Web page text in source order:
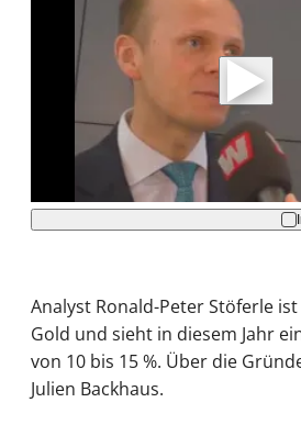
Mit der Wiedergabe dieses
Daten an Youtube
Hinweise dazu erhalten Sie in der
Akzeptieren
Analyst Ronald-Peter Stöferle
Gold und sieht in diesem Jahr
von 10 bis 15 %. Über die
Julien Backhaus.